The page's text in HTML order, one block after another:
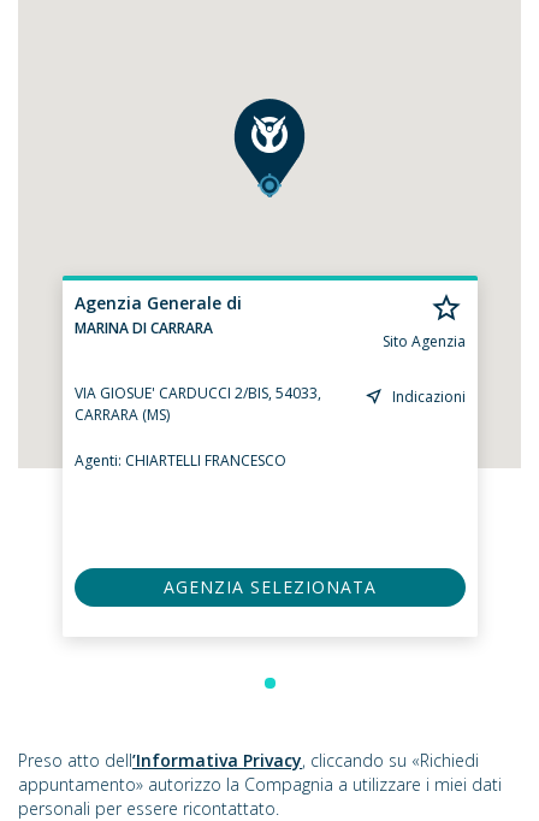
Agenzia Generale di
MARINA DI CARRARA
Sito Agenzia
VIA GIOSUE' CARDUCCI 2/BIS, 54033,
CARRARA (MS)
Indicazioni
Agenti: CHIARTELLI FRANCESCO
AGENZIA SELEZIONATA
Preso atto dell’Informativa Privacy, cliccando su «Richiedi
appuntamento» autorizzo la Compagnia a utilizzare i miei dati
personali per essere ricontattato.